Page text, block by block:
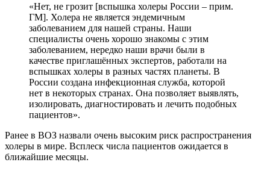
«Нет, не грозит [вспышка холеры России – прим.
ГМ]. Холера не является эндемичным
заболеванием для нашей страны. Наши
специалисты очень хорошо знакомы с этим
заболеванием, нередко наши врачи были в
качестве приглашённых экспертов, работали на
вспышках холеры в разных частях планеты. В
России создана инфекционная служба, которой
нет в некоторых странах. Она позволяет выявлять,
изолировать, диагностировать и лечить подобных
пациентов».
Ранее в ВОЗ назвали очень высоким риск распространения
холеры в мире. Всплеск числа пациентов ожидается в
ближайшие месяцы.